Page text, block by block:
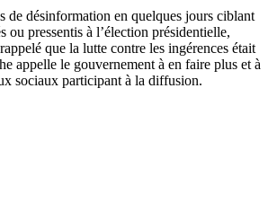
de désinformation en quelques jours ciblant
ou pressentis à l’élection présidentielle,
que la lutte contre les ingérences était
appelle le gouvernement à en faire plus et à
sociaux participant à la diffusion.